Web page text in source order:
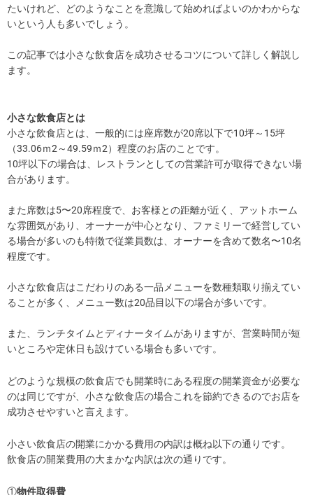
たいけれど、どのようなことを意識して始めればよいのかわからな
いという人も多いでしょう。
この記事では小さな飲食店を成功させるコツについて詳しく解説し
ます。
小さな飲食店とは
小さな飲食店とは、一般的には座席数が20席以下で10坪～15坪
（33.06ｍ2～49.59ｍ2）程度のお店のことです。
10坪以下の場合は、レストランとしての営業許可が取得できない場
合があります。
また席数は5〜20席程度で、お客様との距離が近く、アットホーム
な雰囲気があり、オーナーが中心となり、ファミリーで経営してい
る場合が多いのも特徴で従業員数は、オーナーを含めて数名〜10名
程度です。
小さな飲食店はこだわりのある一品メニューを数種類取り揃えてい
ることが多く、メニュー数は20品目以下の場合が多いです。
また、ランチタイムとディナータイムがありますが、営業時間が短
いところや定休日も設けている場合も多いです。
どのような規模の飲食店でも開業時にある程度の開業資金が必要な
のは同じですが、小さな飲食店の場合これを節約できるのでお店を
成功させやすいと言えます。
小さい飲食店の開業にかかる費用の内訳は概ね以下の通りです。
飲食店の開業費用の大まかな内訳は次の通りです。
①物件取得費